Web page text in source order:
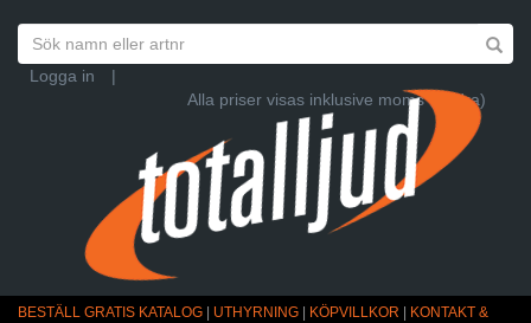
Logga in
|
Alla priser visas inklusive moms (Ändra)
BESTÄLL GRATIS KATALOG UTHYRNING KÖPVILLKOR
KONTAKT &